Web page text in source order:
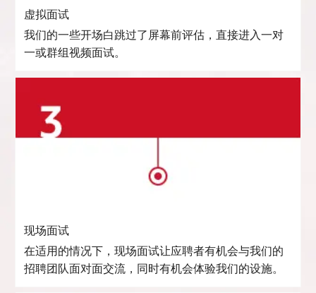
虚拟面试
我们的一些开场白跳过了屏幕前评估，直接进入一对
一或群组视频面试。
现场面试
在适用的情况下，现场面试让应聘者有机会与我们的
招聘团队面对面交流，同时有机会体验我们的设施。